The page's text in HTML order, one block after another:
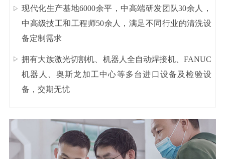
现代化生产基地6000余平，中高端研发团队30余人，
中高级技工和工程师50余人，满足不同行业的清洗设
备定制需求
拥有大族激光切割机、机器人全自动焊接机、FANUC
机器人、奥斯龙加工中心等多台进口设备及检验设
备，交期无忧